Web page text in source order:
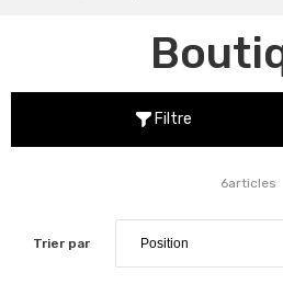
Filtre
Trier par
6articles